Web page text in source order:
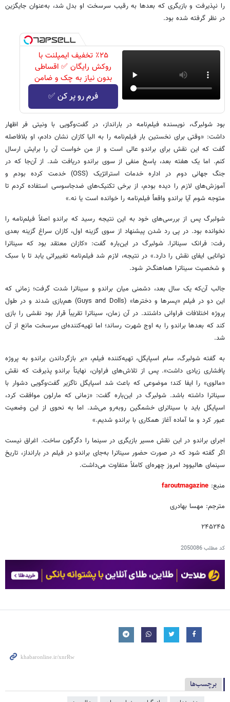
را نپذیرفت و بازیگری که بعدها به رقیب سرسخت او بدل شد، به‌عنوان جایگزین
در نظر گرفته شده بود.
٪۲۵ تخفیف ایمپلنت با
روکش رایگان ✅ اقساطی
بدون نیاز به چک و ضامن
فرم رو پر کن ✅
بود شولبرگ، نویسنده فیلم‌نامه در بارانداز، در گفت‌وگویی با ونیتی فر اظهار
داشت: «وقتی برای نخستین بار فیلم‌نامه را به الیا کازان نشان دادم، او بلافاصله
گفت که این نقش برای براندو عالی است و از من خواست آن را برایش ارسال
کنم. اما یک هفته بعد، پاسخ منفی از سوی براندو دریافت شد. از آن‌جا که در
جنگ جهانی دوم در اداره خدمات استراتژیک (OSS) خدمت کرده بودم و
آموزش‌های لازم را دیده بودم، از برخی تکنیک‌های ضدجاسوسی استفاده کردم تا
متوجه شوم آیا براندو واقعاً فیلم‌نامه را خوانده است یا نه.»
شولبرگ پس از بررسی‌های خود به این نتیجه رسید که براندو اصلاً فیلم‌نامه را
نخوانده بود. در پی رد شدن پیشنهاد از سوی گزینه اول، کازان سراغ گزینه بعدی
رفت: فرانک سیناترا. شولبرگ در این‌باره گفت: «کازان معتقد بود که سیناترا
توانایی ایفای نقش را دارد.» در نتیجه، لازم شد فیلم‌نامه تغییراتی یابد تا با سبک
و شخصیت سیناترا هماهنگ‌تر شود.
جالب آن‌که یک سال بعد، دشمنی میان براندو و سیناترا شدت گرفت؛ زمانی که
این دو در فیلم «پسرها و دخترها» (Guys and Dolls) هم‌بازی شدند و در طول
پروژه اختلافات فراوانی داشتند. در آن زمان، سیناترا تقریباً قرار بود نقشی را بازی
کند که بعدها براندو را به اوج شهرت رساند؛ اما تهیه‌کننده‌ای سرسخت مانع از آن
شد.
به گفته شولبرگ، سام اسپایگل، تهیه‌کننده فیلم، «بر بازگرداندن براندو به پروژه
پافشاری زیادی داشت». پس از تلاش‌های فراوان، نهایتاً براندو پذیرفت که نقش
«مالوی» را ایفا کند؛ موضوعی که باعث شد اسپایگل ناگزیر گفت‌وگویی دشوار با
سیناترا داشته باشد. شولبرگ در این‌باره گفت: «زمانی که مارلون موافقت کرد،
اسپایگل باید با سیناترای خشمگین روبه‌رو می‌شد. اما به نحوی از این وضعیت
عبور کرد و ما آماده آغاز همکاری با براندو شدیم.»
اجرای براندو در این نقش مسیر بازیگری در سینما را دگرگون ساخت. اغراق نیست
اگر گفته شود که در صورت حضور سیناترا به‌جای براندو در فیلم در بارانداز، تاریخ
سینمای هالیوود امروز چهره‌ای کاملاً متفاوت می‌داشت.
منبع: faroutmagazine
مترجم: مهسا بهادری
۲۴۵۲۴۵
کد مطلب2050086
برچسب‌ها